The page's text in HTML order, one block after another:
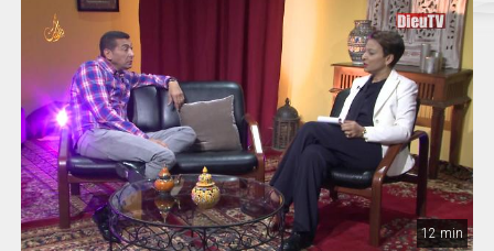
12 min